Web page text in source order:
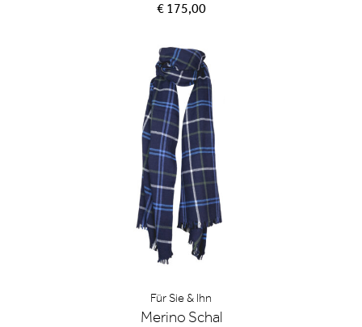
€ 175,00
Für Sie & Ihn
Merino Schal